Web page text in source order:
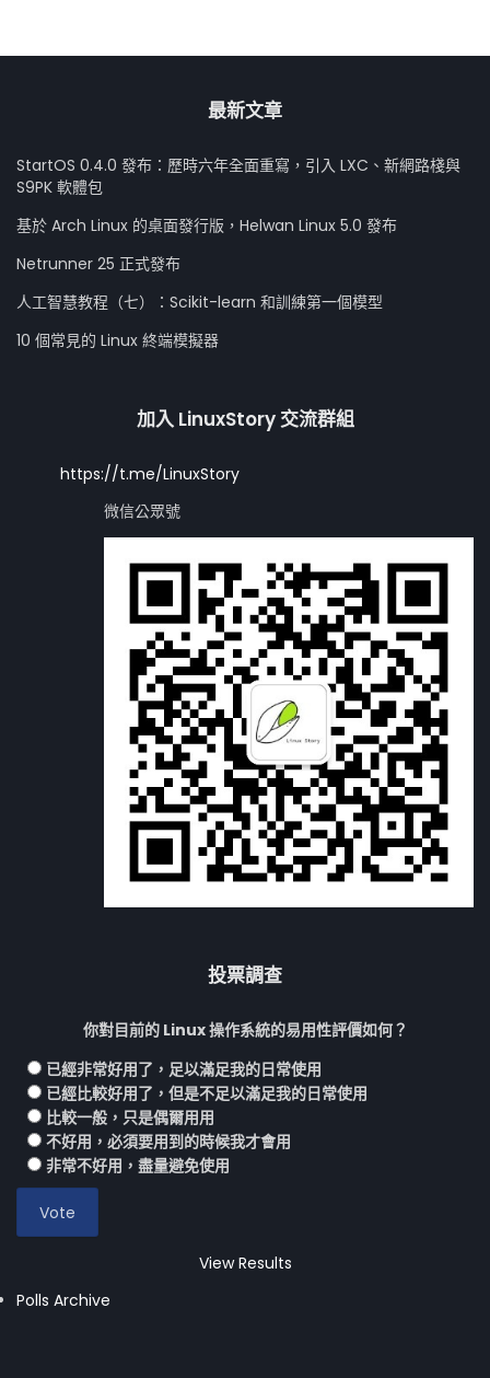
最新文章
StartOS 0.4.0 發布：歷時六年全面重寫，引入 LXC、新網路棧與
S9PK 軟體包
基於 Arch Linux 的桌面發行版，Helwan Linux 5.0 發布
Netrunner 25 正式發布
人工智慧教程（七）：Scikit-learn 和訓練第一個模型
10 個常見的 Linux 終端模擬器
加入 LinuxStory 交流群組
https://t.me/LinuxStory
微信公眾號
投票調查
你對目前的 Linux 操作系統的易用性評價如何？
已經非常好用了，足以滿足我的日常使用
已經比較好用了，但是不足以滿足我的日常使用
比較一般，只是偶爾用用
不好用，必須要用到的時候我才會用
非常不好用，盡量避免使用
View Results
Polls Archive